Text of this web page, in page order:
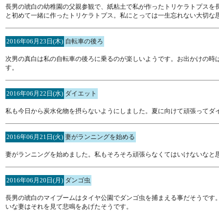
長男の琥白の幼稚園の父親参観で、紙粘土で私が作ったトリケラトプス
と初めて一緒に作ったトリケラトプス。私にとっては一生忘れない大切な
2016年06月23日(木) 自転車の後ろ
次男の真白は私の自転車の後ろに乗るのが楽しいようです。お出かけの
す。
2016年06月22日(水) ダイエット
私も今日から炭水化物を摂らないようにしました。夏に向けて頑張ってダ
2016年06月21日(火) 妻がランニングを始める
妻がランニングを始めました。私もそろそろ頑張らなくてはいけないなと
2016年06月20日(月) ダンゴ虫
長男の琥白のマイブームはタイヤ公園でダンゴ虫を捕まえる事だそうで
いな妻はそれを見て悲鳴をあげたそうです。